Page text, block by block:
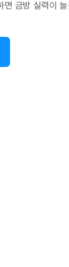
면 금방 실력이